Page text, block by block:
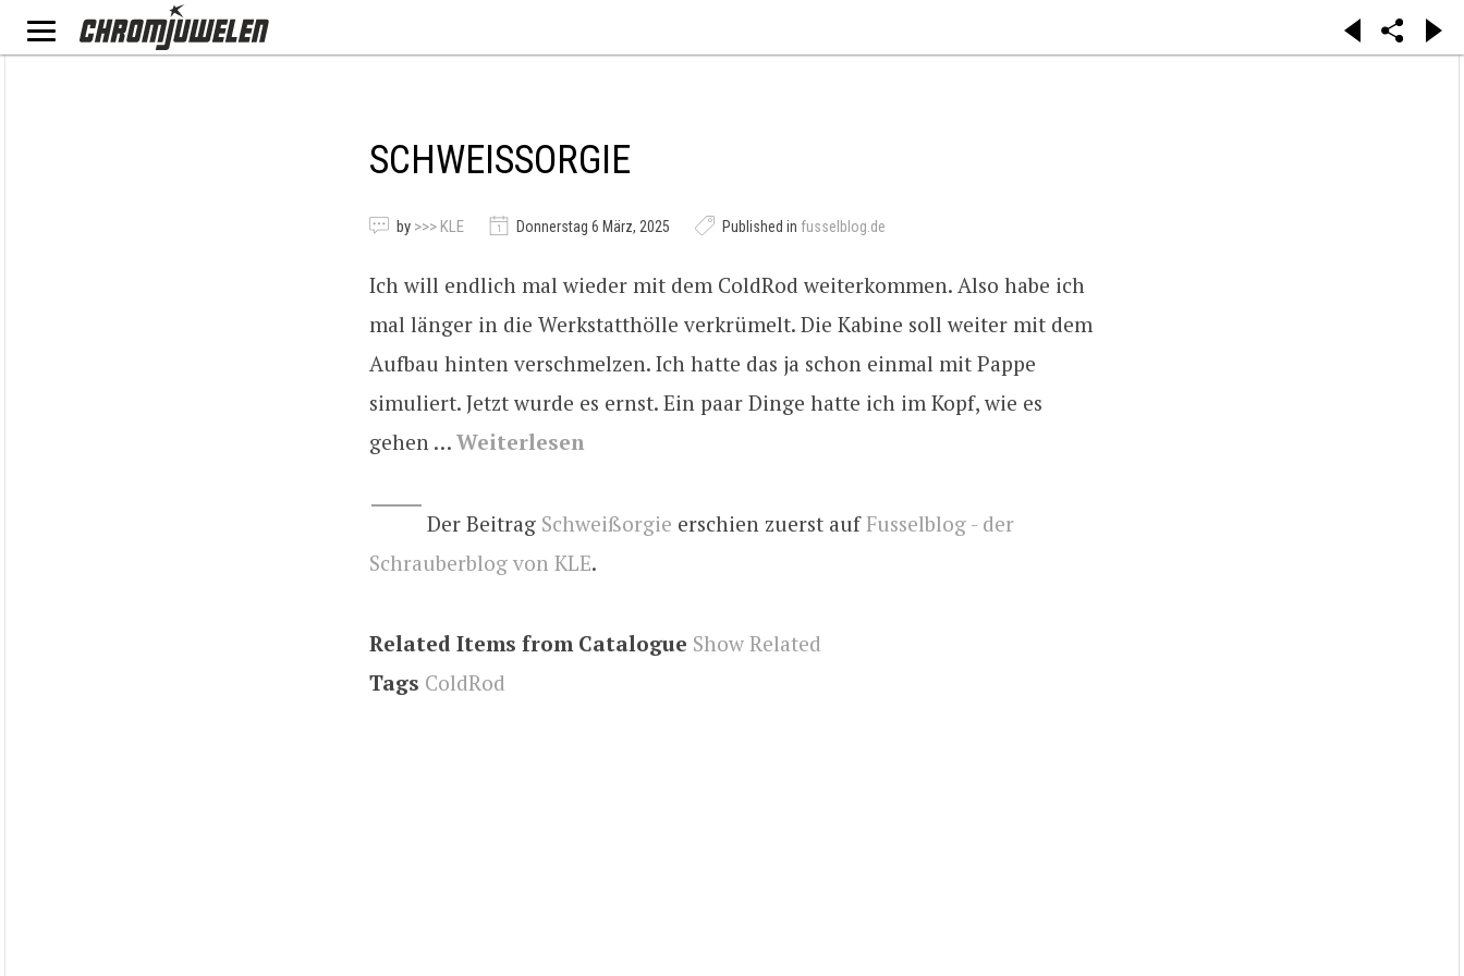
SCHWEISSORGIE
by >>> KLE Donnerstag 6 März, 2025 Published in fusselblog.de
Ich will endlich mal wieder mit dem ColdRod weiterkommen. Also habe ich
mal länger in die Werkstatthölle verkrümelt. Die Kabine soll weiter mit dem
Aufbau hinten verschmelzen. Ich hatte das ja schon einmal mit Pappe
simuliert. Jetzt wurde es ernst. Ein paar Dinge hatte ich im Kopf, wie es
gehen … Weiterlesen
Der Beitrag Schweißorgie erschien zuerst auf Fusselblog - der
Schrauberblog von KLE.
Related Items from Catalogue Show Related
Tags ColdRod